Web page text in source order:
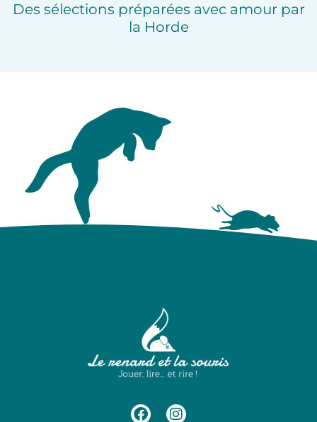
Des sélections préparées avec amour par
la Horde